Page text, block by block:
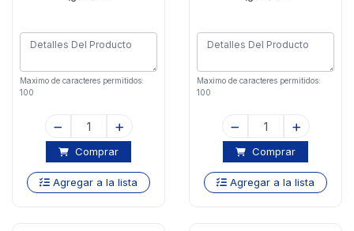
Maximo de caracteres permitidos:
100
Comprar
Agregar a la lista
Maximo de caracteres permitidos:
100
Comprar
Agregar a la lista